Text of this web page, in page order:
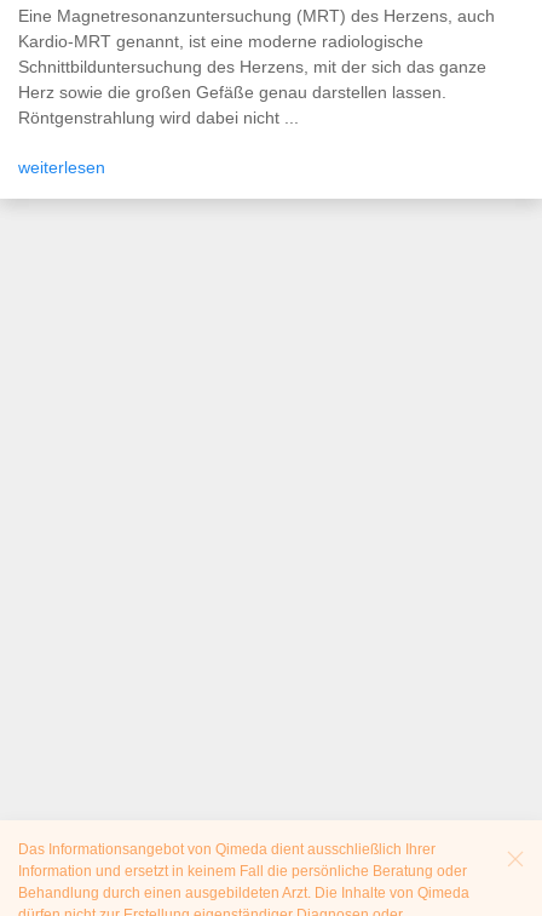
Eine Magnetresonanzuntersuchung (MRT) des Herzens, auch
Kardio-MRT genannt, ist eine moderne radiologische
Schnittbilduntersuchung des Herzens, mit der sich das ganze
Herz sowie die großen Gefäße genau darstellen lassen.
Röntgenstrahlung wird dabei nicht ...
weiterlesen
Das Informationsangebot von Qimeda dient ausschließlich Ihrer
Information und ersetzt in keinem Fall die persönliche Beratung oder
Behandlung durch einen ausgebildeten Arzt. Die Inhalte von Qimeda